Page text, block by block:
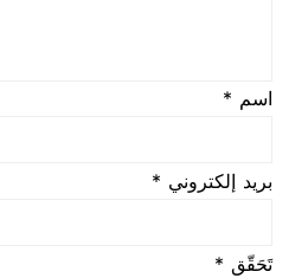
اسم *
بريد إلكتروني *
تَحَقّق *